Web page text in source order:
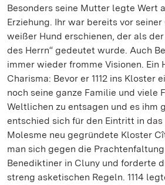
Besonders seine Mutter legte Wert
Erziehung. Ihr war bereits vor
weißer Hund erschienen, der als
des Herrn“ gedeutet wurde. Auch
immer wieder fromme Visionen. Ein
Charisma: Bevor er 1112 ins Kloster
noch seine ganze Familie und viele
Weltlichen zu entsagen und es ihm
entschied sich für den Eintritt in das
Molesme neu gegründete Kloster
man sich gegen die
Benediktiner in Cluny und forderte
streng asketischen Regeln. 1114